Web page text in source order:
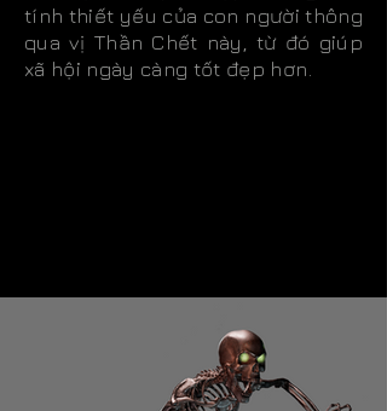
tính thiết yếu của con người thông
qua vị Thần Chết này, từ đó giúp
xã hội ngày càng tốt đẹp hơn.